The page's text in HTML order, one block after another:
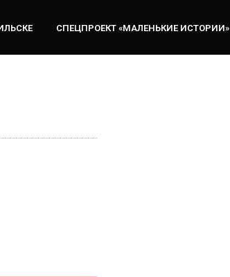
СПЕЦПРОЕКТ «МАЛЕНЬКИЕ ИСТОРИИ»